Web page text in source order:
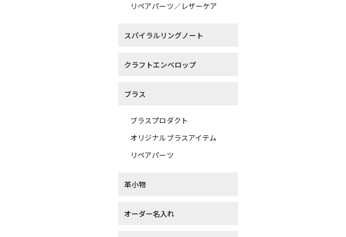
リペアパーツ／レザーケア
スパイラルリングノート
クラフトエンベロップ
ブラス
ブラスプロダクト
オリジナルブラスアイテム
リペアパーツ
革小物
オーダー名入れ